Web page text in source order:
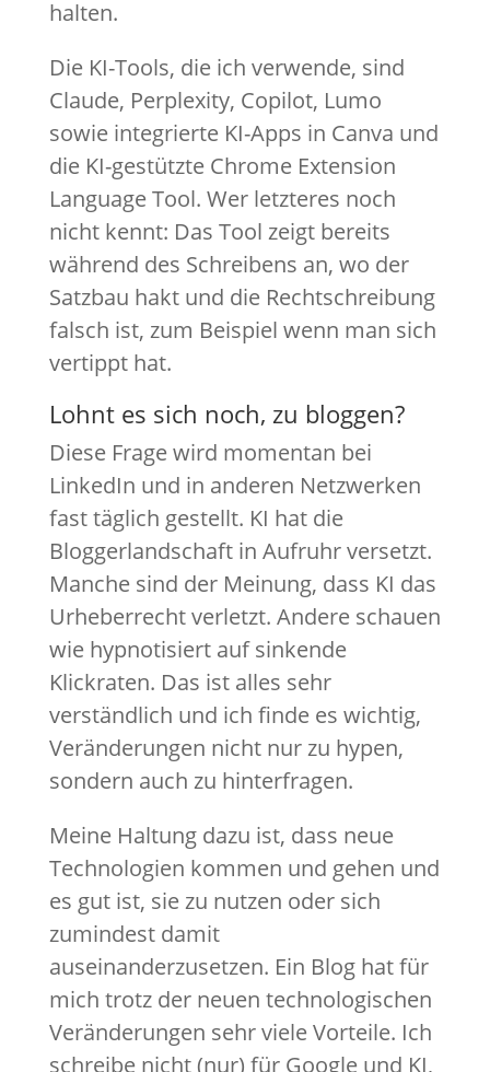
halten.
Die KI-Tools, die ich verwende, sind
Claude, Perplexity, Copilot, Lumo
sowie integrierte KI-Apps in Canva und
die KI-gestützte Chrome Extension
Language Tool. Wer letzteres noch
nicht kennt: Das Tool zeigt bereits
während des Schreibens an, wo der
Satzbau hakt und die Rechtschreibung
falsch ist, zum Beispiel wenn man sich
vertippt hat.
Lohnt es sich noch, zu bloggen?
Diese Frage wird momentan bei
LinkedIn und in anderen Netzwerken
fast täglich gestellt. KI hat die
Bloggerlandschaft in Aufruhr versetzt.
Manche sind der Meinung, dass KI das
Urheberrecht verletzt. Andere schauen
wie hypnotisiert auf sinkende
Klickraten. Das ist alles sehr
verständlich und ich finde es wichtig,
Veränderungen nicht nur zu hypen,
sondern auch zu hinterfragen.
Meine Haltung dazu ist, dass neue
Technologien kommen und gehen und
es gut ist, sie zu nutzen oder sich
zumindest damit
auseinanderzusetzen. Ein Blog hat für
mich trotz der neuen technologischen
Veränderungen sehr viele Vorteile. Ich
schreibe nicht (nur) für Google und KI,